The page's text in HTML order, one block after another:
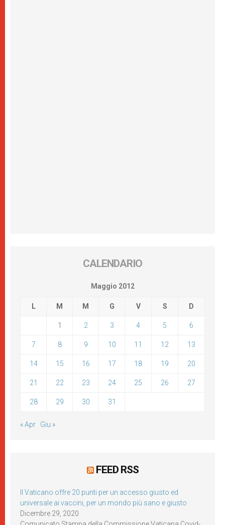
CALENDARIO
Maggio 2012
L M M G V S D
1 2 3 4 5 6
7 8 9 10 11 12 13
14 15 16 17 18 19 20
21 22 23 24 25 26 27
28 29 30 31
« Apr Giu »
FEED RSS
Il Vaticano offre 20 punti per un accesso giusto ed
universale ai vaccini, per un mondo più sano e giusto
Dicembre 29, 2020